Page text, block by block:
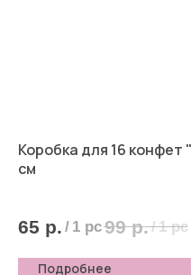
Коробка для 16 конфет
см
65 р. / 1 pc99 р./1 pc
Подробнее